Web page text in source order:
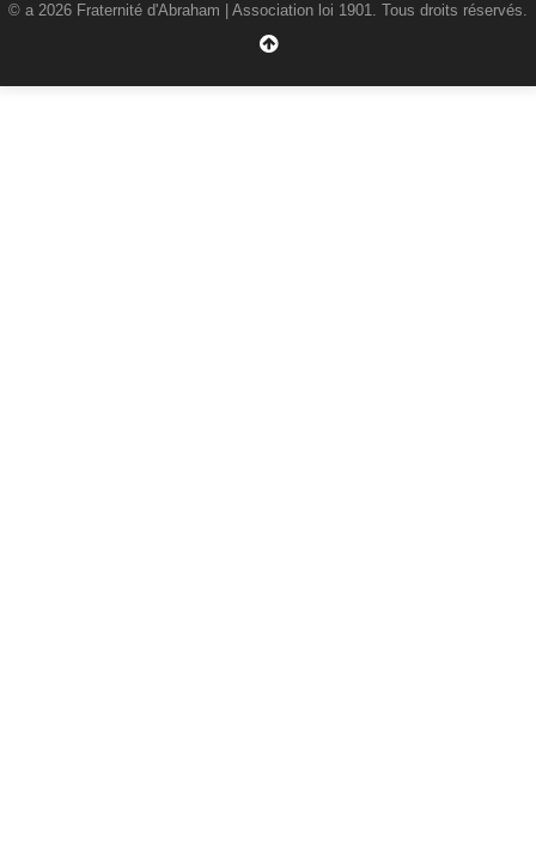
© a 2026 Fraternité d'Abraham | Association loi 1901. Tous droits réservés.